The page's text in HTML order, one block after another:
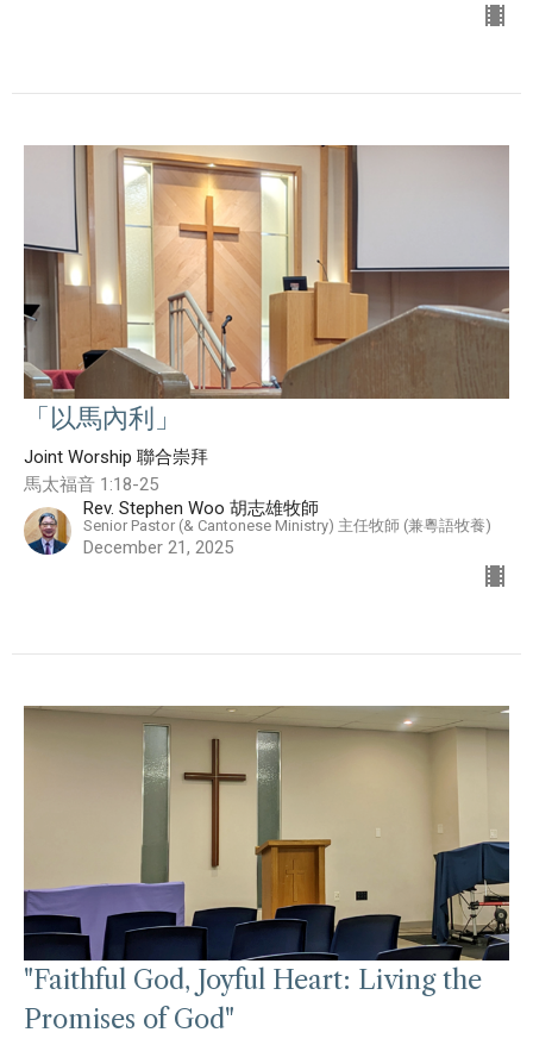
「以馬內利」
Joint Worship 聯合崇拜
馬太福音 1:18-25
Rev. Stephen Woo 胡志雄牧師
Senior Pastor (& Cantonese Ministry) 主任牧師 (兼粵語牧養)
December 21, 2025
"Faithful God, Joyful Heart: Living the
Promises of God"